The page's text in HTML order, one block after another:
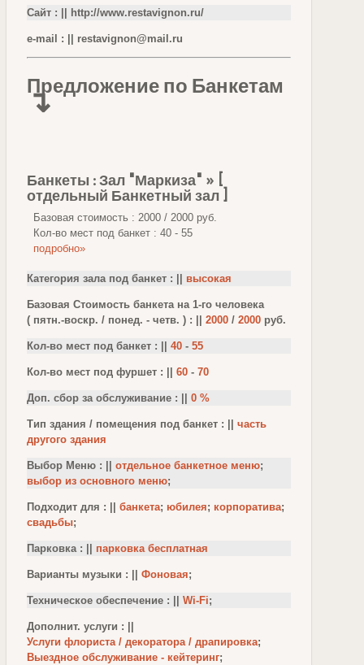
Сайт : || http://www.restavignon.ru/
e-mail : || restavignon@mail.ru
Предложение по Банкетам
↴
Банкеты : Зал "Маркиза" » [
отдельный Банкетный зал ]
Базовая стоимость : 2000 / 2000 руб.
Кол-во мест под банкет : 40 - 55
подробно»
Категория зала под банкет : || высокая
Базовая Стоимость банкета на 1-го человека
( пятн.-воскр. / понед. - четв. ) : || 2000 / 2000 руб.
Кол-во мест под банкет : || 40 - 55
Кол-во мест под фуршет : || 60 - 70
Доп. сбор за обслуживание : || 0 %
Тип здания / помещения под банкет : || часть
другого здания
Выбор Меню : || отдельное банкетное меню;
выбор из основного меню;
Подходит для : || банкета; юбилея; корпоратива;
свадьбы;
Парковка : || парковка бесплатная
Варианты музыки : || Фоновая;
Техническое обеспечение : || Wi-Fi;
Дополнит. услуги : ||
Услуги флориста / декоратора / драпировка;
Выездное обслуживание - кейтеринг;